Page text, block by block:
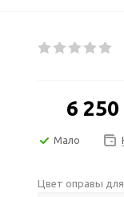
6 250
Мало
Цвет оправы для